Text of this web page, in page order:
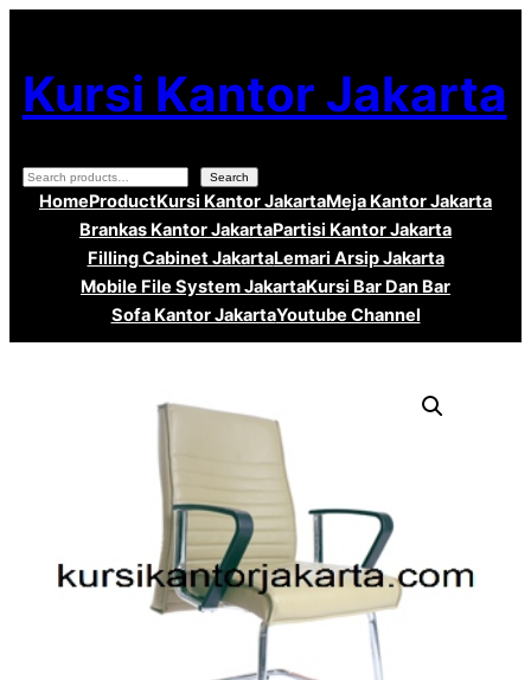
ke
konten
Kursi Kantor Jakarta
Search Search
HomeProductKursi Kantor JakartaMeja Kantor Jakarta
Brankas Kantor JakartaPartisi Kantor Jakarta
Filling Cabinet JakartaLemari Arsip Jakarta
Mobile File System JakartaKursi Bar Dan Bar
Sofa Kantor JakartaYoutube Channel